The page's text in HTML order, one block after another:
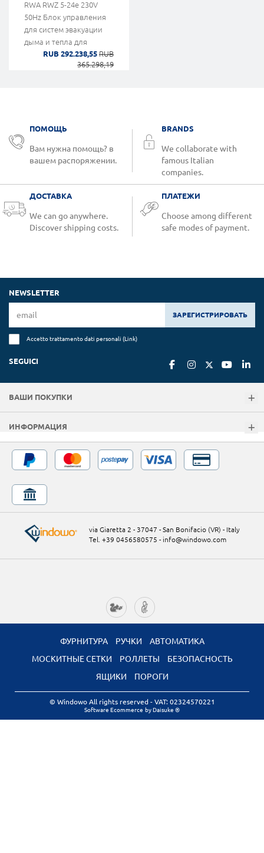
RWA RWZ 5-24e 230V
50Hz Блок управления
для систем эвакуации
дыма и тепла для
использования с
приводами цепного
RUB 292.238,55 RUB
365.298,19
ПОМОЩЬ
Вам нужна помощь? в
вашем распоряжении.
BRANDS
We collaborate with
famous Italian
companies.
ДОСТАВКА
We can go anywhere.
Discover shipping costs.
ПЛАТЕЖИ
Choose among different
safe modes of payment.
NEWSLETTER
ЗАРЕГИСТРИРОВАТЬ
Accetto trattamento dati personali (Link)
SEGUICI
ВАШИ ПОКУПКИ
ИНФОРМАЦИЯ
via Giaretta 2 - 37047 - San Bonifacio (VR) - Italy
Tel. +39 0456580575 - info@windowo.com
ФУРНИТУРА РУЧКИ
АВТОМАТИКА
МОСКИТНЫЕ СЕТКИ
РОЛЛЕТЫ
БЕЗОПАСНОСТЬ
ЯЩИКИ
ПОРОГИ
© Windowo All rights reserved - VAT: 02324570221
Software Ecommerce by Daisuke ®